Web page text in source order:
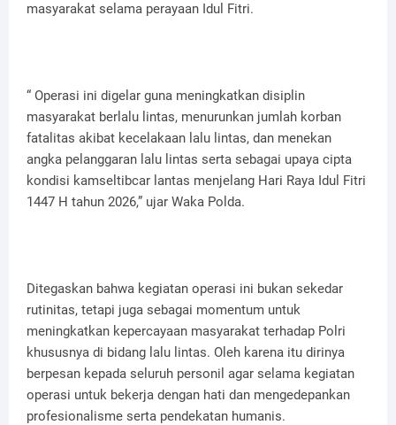
masyarakat selama perayaan Idul Fitri.
“ Operasi ini digelar guna meningkatkan disiplin
masyarakat berlalu lintas, menurunkan jumlah korban
fatalitas akibat kecelakaan lalu lintas, dan menekan
angka pelanggaran lalu lintas serta sebagai upaya cipta
kondisi kamseltibcar lantas menjelang Hari Raya Idul Fitri
1447 H tahun 2026,” ujar Waka Polda.
Ditegaskan bahwa kegiatan operasi ini bukan sekedar
rutinitas, tetapi juga sebagai momentum untuk
meningkatkan kepercayaan masyarakat terhadap Polri
khususnya di bidang lalu lintas. Oleh karena itu dirinya
berpesan kepada seluruh personil agar selama kegiatan
operasi untuk bekerja dengan hati dan mengedepankan
profesionalisme serta pendekatan humanis.